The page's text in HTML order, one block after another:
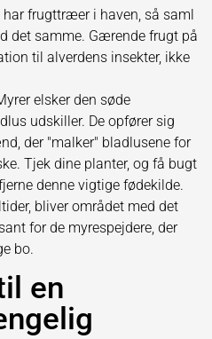
har frugttræer i haven, så saml
det samme. Gærende frugt på
til alverdens insekter, ikke
elsker den søde
udskiller. De opfører sig
der "malker" bladlusene for
Tjek dine planter, og få bugt
denne vigtige fødekilde.
bliver området med det
for de myrespejdere, der
bo.
en